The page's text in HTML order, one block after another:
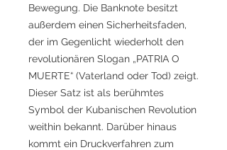
Bewegung. Die Banknote besitzt
außerdem einen Sicherheitsfaden,
der im Gegenlicht wiederholt den
revolutionären Slogan „PATRIA O
MUERTE“ (Vaterland oder Tod) zeigt.
Dieser Satz ist als berühmtes
Symbol der Kubanischen Revolution
weithin bekannt. Darüber hinaus
kommt ein Druckverfahren zum